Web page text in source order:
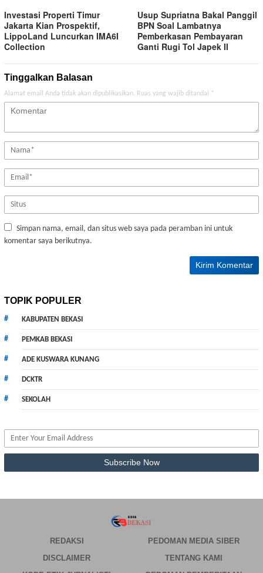
Investasi Properti Timur
Jakarta Kian Prospektif,
LippoLand Luncurkan IMA6I
Collection
Usup Supriatna Bakal Panggil
BPN Soal Lambatnya
Pemberkasan Pembayaran
Ganti Rugi Tol Japek II
Tinggalkan Balasan
Alamat email Anda tidak akan dipublikasikan. Ruas yang wajib ditandai *
Simpan nama, email, dan situs web saya pada peramban ini untuk
komentar saya berikutnya.
TOPIK POPULER
KABUPATEN BEKASI
PEMKAB BEKASI
ADE KUSWARA KUNANG
DCKTR
SEKOLAH
REDAKSI
PEDOMAN MEDIA SIBER
DISCLAIMER
TENTANG KAMI